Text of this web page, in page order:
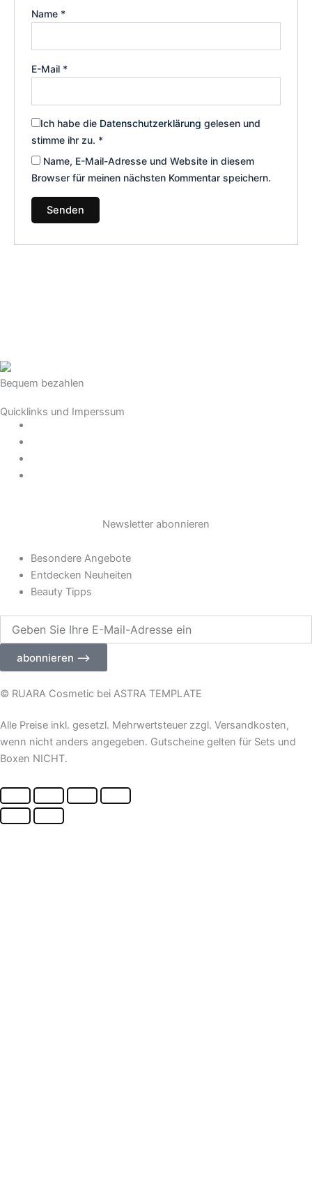
Name *
E-Mail *
Ich habe die Datenschutzerklärung gelesen und
stimme ihr zu. *
Name, E-Mail-Adresse und Website in diesem
Browser für meinen nächsten Kommentar speichern.
Bequem bezahlen
Quicklinks und Imperssum
Newsletter abonnieren
Besondere Angebote
Entdecken Neuheiten
Beauty Tipps
Sie
Adresse
abonnieren ⟶
© RUARA Cosmetic bei ASTRA TEMPLATE
Alle Preise inkl. gesetzl. Mehrwertsteuer zzgl. Versandkosten,
wenn nicht anders angegeben. Gutscheine gelten für Sets und
Boxen NICHT.